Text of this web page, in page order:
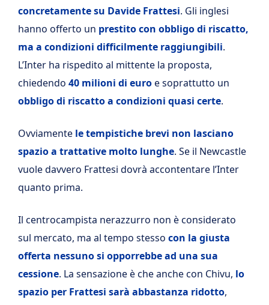
concretamente su Davide Frattesi. Gli inglesi
hanno offerto un prestito con obbligo di riscatto,
ma a condizioni difficilmente raggiungibili.
L’Inter ha rispedito al mittente la proposta,
chiedendo 40 milioni di euroe soprattutto un
obbligo di riscatto a condizioni quasi certe.
Ovviamente le tempistiche brevi non lasciano
spazio a trattative molto lunghe. Se il Newcastle
vuole davvero Frattesi dovrà accontentare l’Inter
quanto prima.
Il centrocampista nerazzurro non è considerato
sul mercato, ma al tempo stesso con la giusta
offerta nessuno si opporrebbe ad una sua
cessione. La sensazione è che anche con Chivu, lo
spazio per Frattesi sarà abbastanza ridotto,